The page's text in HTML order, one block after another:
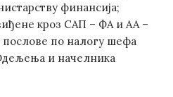
финансија;
кроз САП – ФА и АА –
по налогу шефа
и начелника